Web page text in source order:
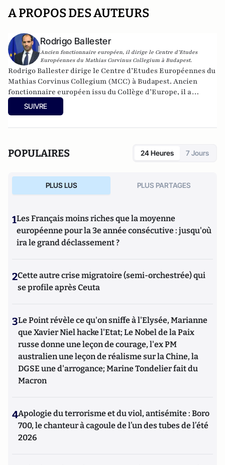
A PROPOS DES AUTEURS
Rodrigo Ballester
Ancien fonctionnaire européen, il dirige le Centre d’Etudes
Européennes du Mathias Corvinus Collegium à Budapest.
Rodrigo Ballester dirige le Centre d’Etudes Européennes du
Mathias Corvinus Collegium (MCC) à Budapest. Ancien
fonctionnaire européen issu du Collège d’Europe, il a
notamment été membre de cabinet du Commissaire à
l’Éducation et à la Culture de 2014 à 2019. Twitter :
SUIVRE
POPULAIRES 24 Heures 7 Jours
PLUS LUS PLUS PARTAGES
1Les Français moins riches que la moyenne
européenne pour la 3e année consécutive : jusqu'où
ira le grand déclassement ?
2Cette autre crise migratoire (semi-orchestrée) qui
se profile après Ceuta
3Le Point révèle ce qu'on sniffe à l'Elysée, Marianne
que Xavier Niel hacke l'Etat; Le Nobel de la Paix
russe donne une leçon de courage, l'ex PM
australien une leçon de réalisme sur la Chine, la
DGSE une d'arrogance; Marine Tondelier fait du
Macron
4Apologie du terrorisme et du viol, antisémite : Boro
700, le chanteur à cagoule de l’un des tubes de l’été
2026